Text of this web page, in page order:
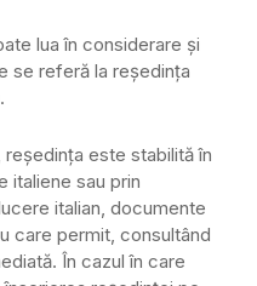
lua în considerare şi
se referă la reşedinţa
este stabilită în
italiene sau prin
italian, documente
care permit, consultând
În cazul în care